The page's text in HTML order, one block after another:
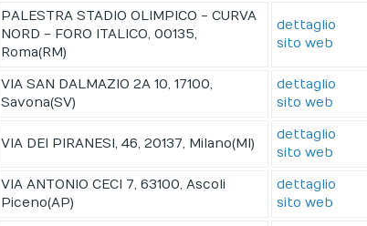
PALESTRA STADIO OLIMPICO - CURVA
NORD - FORO ITALICO, 00135,
Roma(RM)
dettaglio
sito web
VIA SAN DALMAZIO 2A 10, 17100,
Savona(SV)
dettaglio
sito web
VIA DEI PIRANESI, 46, 20137, Milano(MI)
dettaglio
sito web
VIA ANTONIO CECI 7, 63100, Ascoli
Piceno(AP)
dettaglio
sito web